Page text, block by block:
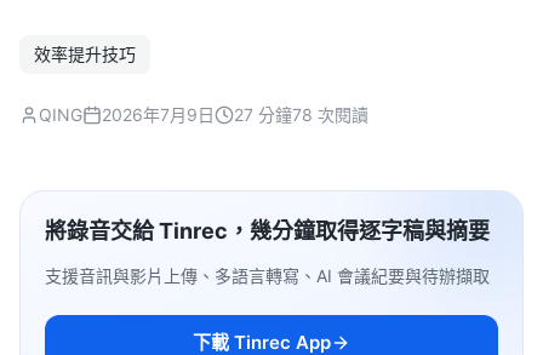
效率提升技巧
QING 2026年7月9日 27 分鐘78 次閱讀
將錄音交給 Tinrec，幾分鐘取得逐字稿與摘要
支援音訊與影片上傳、多語言轉寫、AI 會議紀要與待辦擷取
下載 Tinrec App